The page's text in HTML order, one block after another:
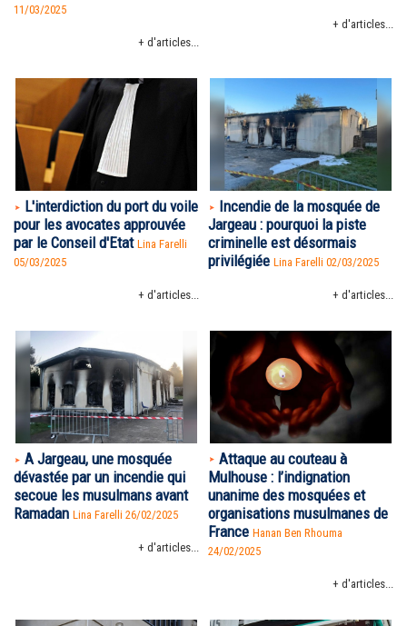
11/03/2025
+ d'articles...
+ d'articles...
L'interdiction du port du voile
pour les avocates approuvée
par le Conseil d'Etat Lina Farelli
05/03/2025
+ d'articles...
Incendie de la mosquée de
Jargeau : pourquoi la piste
criminelle est désormais
privilégiée Lina Farelli 02/03/2025
+ d'articles...
A Jargeau, une mosquée
dévastée par un incendie qui
secoue les musulmans avant
Ramadan Lina Farelli 26/02/2025
+ d'articles...
Attaque au couteau à
Mulhouse : l’indignation
unanime des mosquées et
organisations musulmanes de
France Hanan Ben Rhouma
24/02/2025
+ d'articles...